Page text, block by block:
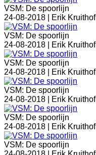
VSM: De spoorlijn
24-08-2018 |
Erik Kruithof
VSM: De spoorlijn
24-08-2018 |
Erik Kruithof
VSM: De spoorlijn
24-08-2018 |
Erik Kruithof
VSM: De spoorlijn
24-08-2018 |
Erik Kruithof
VSM: De spoorlijn
24-08-2018 |
Erik Kruithof
VSM: De spoorlijn